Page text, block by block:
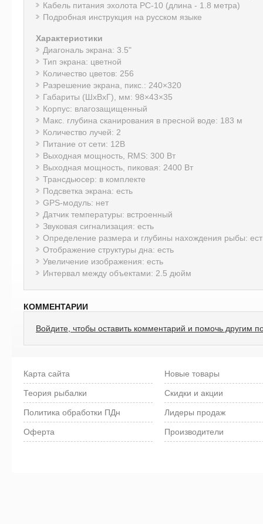
Кабель питания эхолота PC-10 (длина - 1.8 метра)
Подробная инструкция на русском языке
Характеристики
Диагональ экрана: 3.5"
Тип экрана: цветной
Количество цветов: 256
Разрешение экрана, пикс.: 240×320
Габариты (ШхВхГ), мм: 98×43×35
Корпус: влагозащищенный
Макс. глубина сканирования в пресной воде: 183 м
Количество лучей: 2
Питание от сети: 12В
Выходная мощность, RMS: 300 Вт
Выходная мощность, пиковая: 2400 Вт
Трансдьюсер: в комплекте
Подсветка экрана: есть
GPS-модуль: нет
Датчик температуры: встроенный
Звуковая сигнализация: есть
Определение размера и глубины нахождения рыбы:
Отображение структуры дна: есть
Увеличение изображения: есть
Интервал между объектами: 2.5 дюйм
КОММЕНТАРИИ
Войдите, чтобы оставить комментарий и помочь другим
Карта сайта
Теория рыбалки
Политика обработки ПДн
Оферта
Новые товары
Скидки и акции
Лидеры продаж
Производители